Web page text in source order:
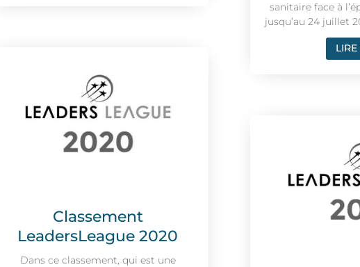
Classement
LeadersLeague 2020
Dans ce classement, qui est une
sanitaire face à
jusqu’au 24 juillet